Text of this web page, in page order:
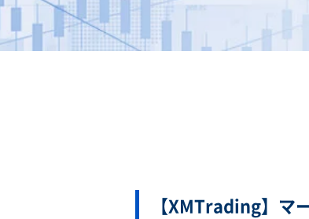
【XMTrading】マ